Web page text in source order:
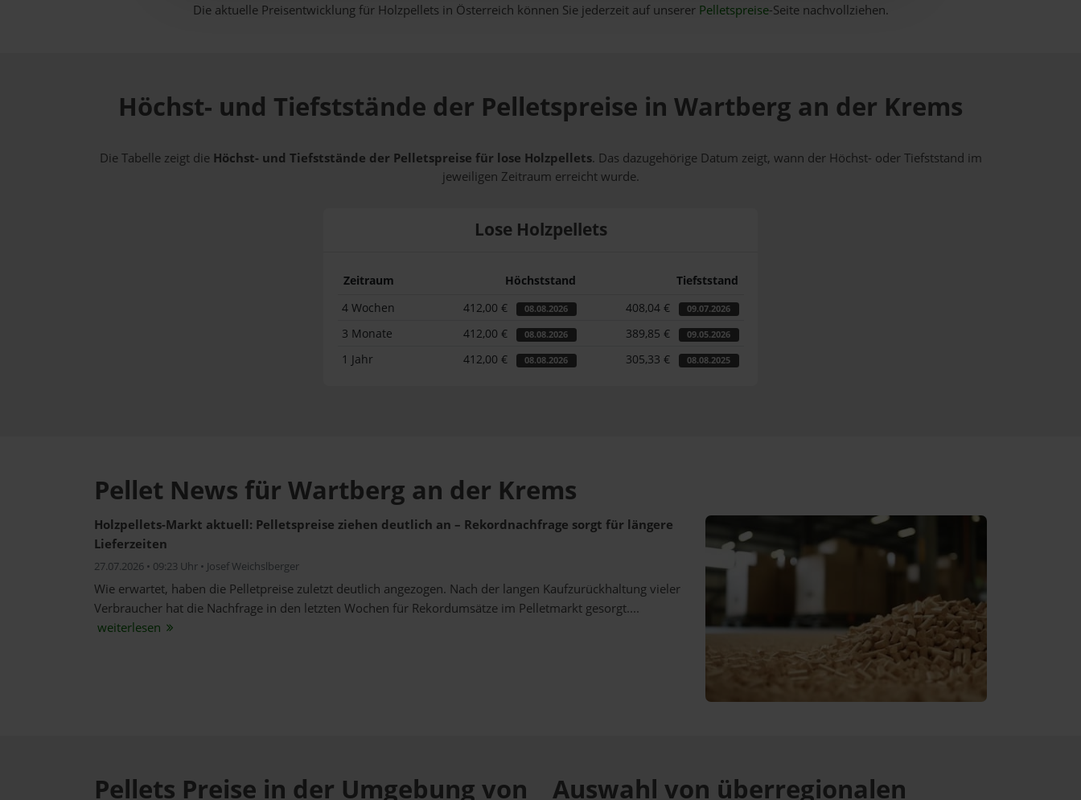
Die aktuelle Preisentwicklung für Holzpellets in Österreich können Sie jederzeit auf unserer Pelletspreise-Seite nachvollziehen.
Höchst- und Tiefststände der Pelletspreise in Wartberg an der Krems
Die Tabelle zeigt die Höchst- und Tiefststände der Pelletspreise für lose Holzpellets. Das dazugehörige Datum zeigt, wann der Höchst- oder Tiefststand im
jeweiligen Zeitraum erreicht wurde.
Lose Holzpellets
Zeitraum Höchststand
Tiefststand
4 Wochen
412,00 € 08.08.2026 408,04 € 09.07.2026
3 Monate 412,00 € 08.08.2026 389,85 € 09.05.2026
1 Jahr 412,00 € 08.08.2026 305,33 € 08.08.2025
Pellet News für Wartberg an der Krems
Holzpellets-Markt aktuell: Pelletspreise ziehen deutlich an – Rekordnachfrage sorgt für längere
Lieferzeiten
27.07.2026 • 09:23 Uhr • Josef Weichslberger
Wie erwartet, haben die Pelletpreise zuletzt deutlich angezogen. Nach der langen Kaufzurückhaltung vieler
Verbraucher hat die Nachfrage in den letzten Wochen für Rekordumsätze im Pelletmarkt gesorgt....
weiterlesen
Pellets Preise in der Umgebung von Auswahl von überregionalen